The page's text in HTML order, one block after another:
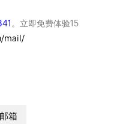
。立即免费体验15
mail/
箱